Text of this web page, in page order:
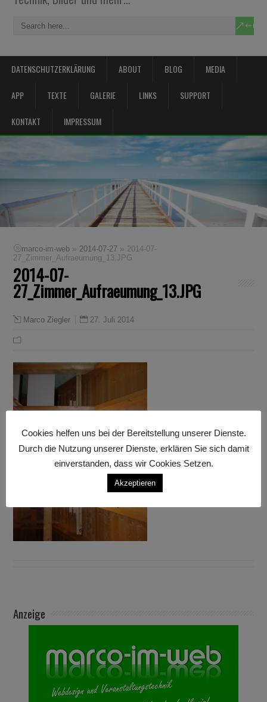
DATENSCHUTZERKLÄRUNG ABOUT BLOG MEDIA
APP TEXTE GALERIE LINKS SUPPORT
KONTAKT IMPRESSUM
marco-im-web » 2014-07-27 » 2014-07-
27_Zimmer_Aufraeumung_13.JPG
2014-07-
27_Zimmer_Aufraeumung_13.JPG
Marco Ziegler 27. Juli 2014
Anzeige
Cookies helfen uns bei der Bereitstellung unserer Dienste.
Durch die Nutzung unserer Dienste, erklären Sie sich damit
einverstanden, dass wir Cookies Setzen.
Akzeptieren